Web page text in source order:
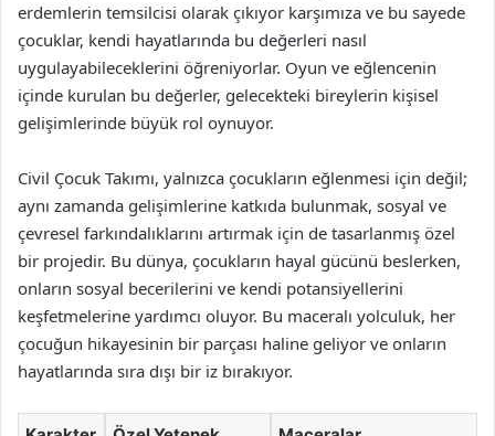
erdemlerin temsilcisi olarak çıkıyor karşımıza ve bu sayede
çocuklar, kendi hayatlarında bu değerleri nasıl
uygulayabileceklerini öğreniyorlar. Oyun ve eğlencenin
içinde kurulan bu değerler, gelecekteki bireylerin kişisel
gelişimlerinde büyük rol oynuyor.
Civil Çocuk Takımı, yalnızca çocukların eğlenmesi için değil;
aynı zamanda gelişimlerine katkıda bulunmak, sosyal ve
çevresel farkındalıklarını artırmak için de tasarlanmış özel
bir projedir. Bu dünya, çocukların hayal gücünü beslerken,
onların sosyal becerilerini ve kendi potansiyellerini
keşfetmelerine yardımcı oluyor. Bu maceralı yolculuk, her
çocuğun hikayesinin bir parçası haline geliyor ve onların
hayatlarında sıra dışı bir iz bırakıyor.